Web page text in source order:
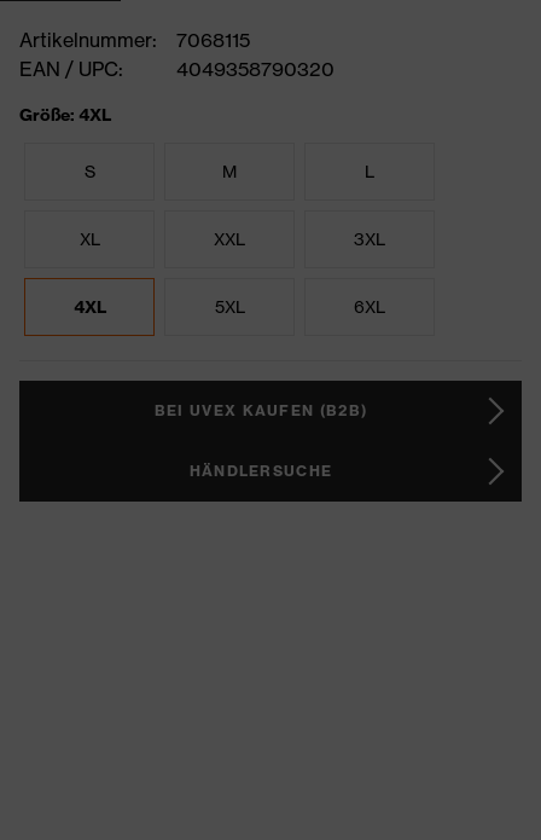
Artikelnummer:
7068115
EAN / UPC:
4049358790320
Größe: 4XL
S M L
XL XXL 3XL
4XL 5XL 6XL
BEI UVEX KAUFEN (B2B)
HÄNDLERSUCHE